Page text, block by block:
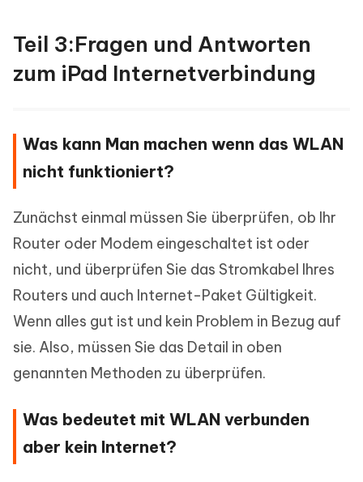
Teil 3:Fragen und Antworten
zum iPad Internetverbindung
Was kann Man machen wenn das WLAN
nicht funktioniert?
Zunächst einmal müssen Sie überprüfen, ob Ihr
Router oder Modem eingeschaltet ist oder
nicht, und überprüfen Sie das Stromkabel Ihres
Routers und auch Internet-Paket Gültigkeit.
Wenn alles gut ist und kein Problem in Bezug auf
sie. Also, müssen Sie das Detail in oben
genannten Methoden zu überprüfen.
Was bedeutet mit WLAN verbunden
aber kein Internet?